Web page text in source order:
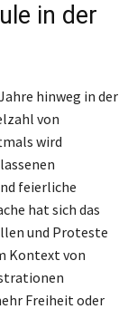
in der
hinweg in der
von
wird
feierliche
hat sich das
und Proteste
Kontext von
Freiheit oder